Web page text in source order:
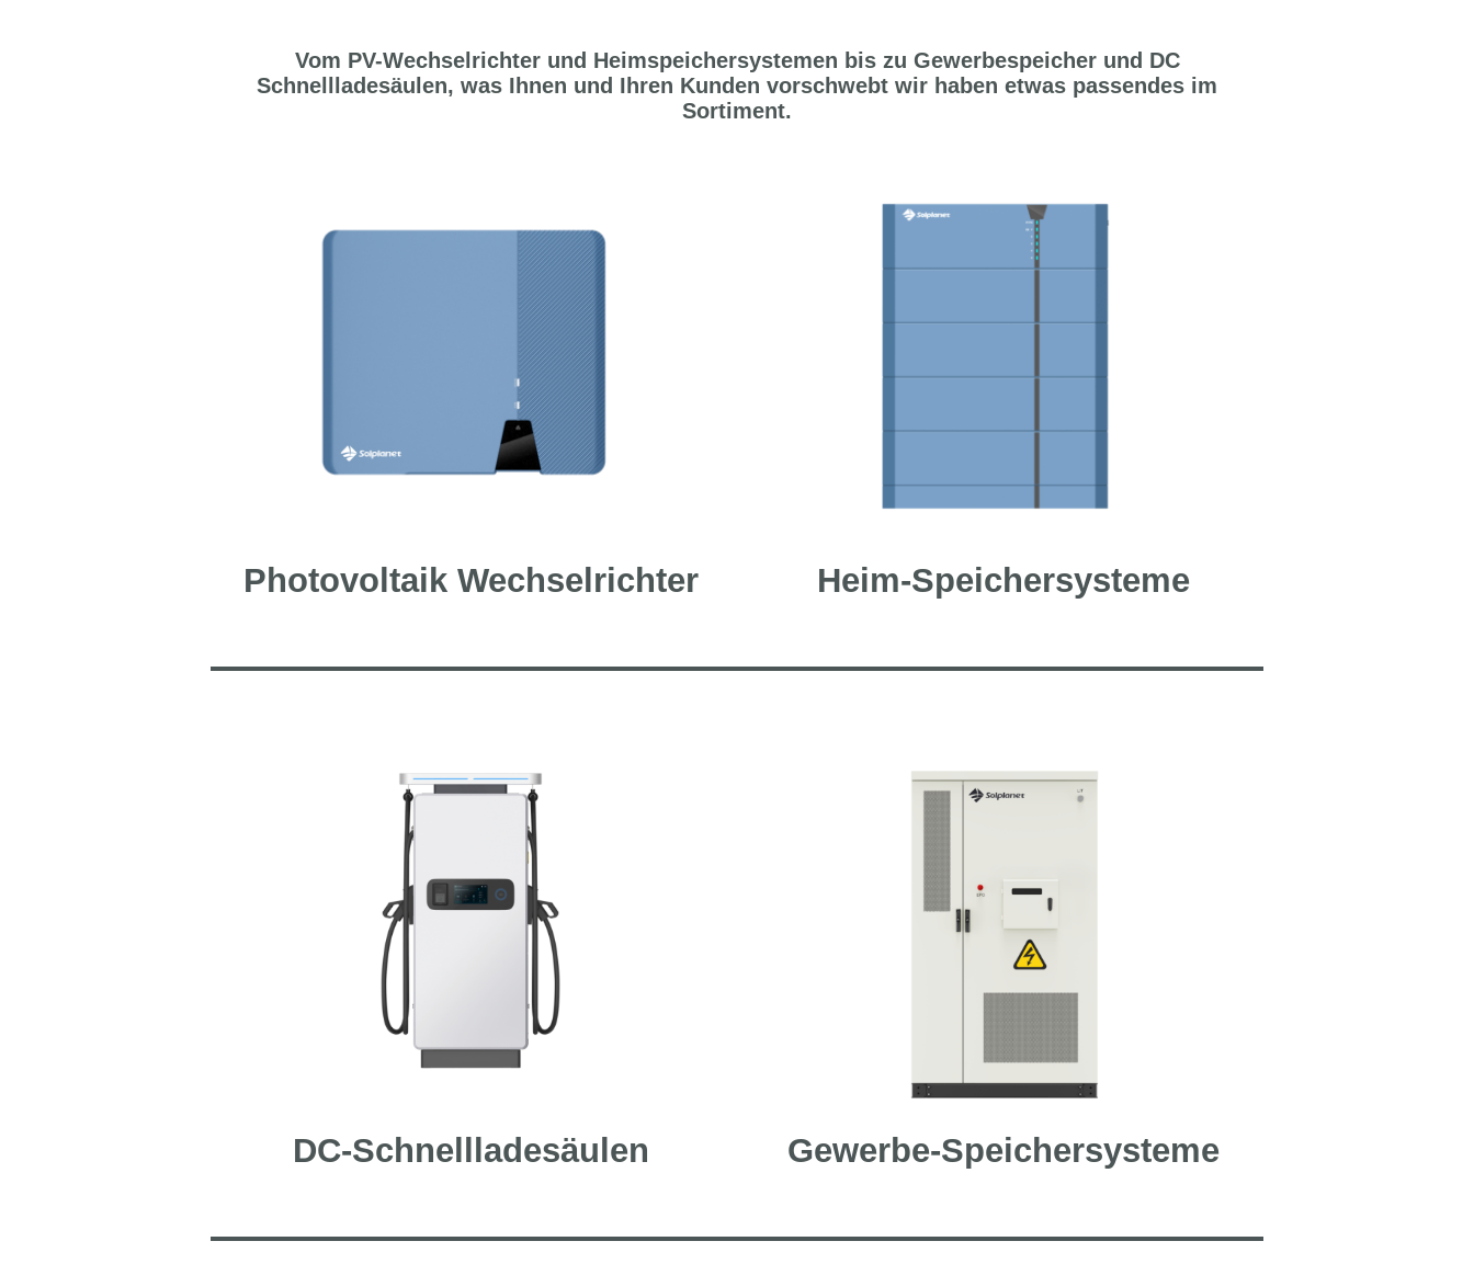
Vom PV-Wechselrichter und Heimspeichersystemen bis zu Gewerbespeicher und DC
Schnellladesäulen, was Ihnen und Ihren Kunden vorschwebt wir haben etwas passendes im
Sortiment.
Photovoltaik Wechselrichter Heim-Speichersysteme
DC-Schnellladesäulen Gewerbe-Speichersysteme